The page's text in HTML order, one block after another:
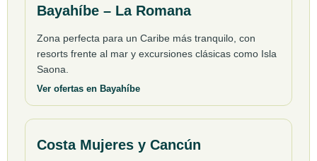
Bayahíbe – La Romana
Zona perfecta para un Caribe más tranquilo, con
resorts frente al mar y excursiones clásicas como Isla
Saona.
Ver ofertas en Bayahíbe
Costa Mujeres y Cancún